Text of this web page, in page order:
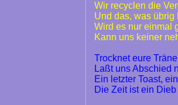
Wir recyclen die
Und das, was übrig
Wird es nur einmal
Kann uns keiner
Trocknet eure
Laßt uns Abschied
Ein letzter Toast,
Die Zeit ist ein Dieb